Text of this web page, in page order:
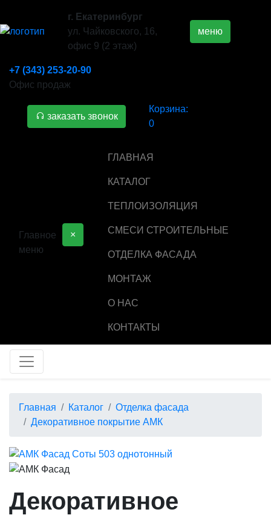
г. Екатеринбург
ул. Чайковского, 16,
офис 9 (2 этаж)
меню
+7 (343) 253-20-90
Офис продаж
заказать звонок
Корзина:
0
×
Главное
меню
ГЛАВНАЯ
КАТАЛОГ
ТЕПЛОИЗОЛЯЦИЯ
СМЕСИ СТРОИТЕЛЬНЫЕ
ОТДЕЛКА ФАСАДА
МОНТАЖ
О НАС
КОНТАКТЫ
Главная Каталог
Отделка фасада
Декоративное покрытие АМК
Декоративное